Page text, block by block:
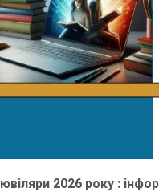
2026 року :